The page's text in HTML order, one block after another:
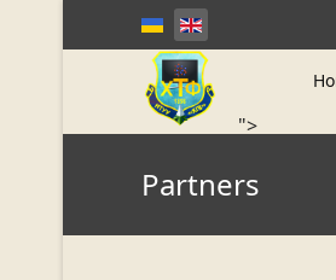
">
Partners